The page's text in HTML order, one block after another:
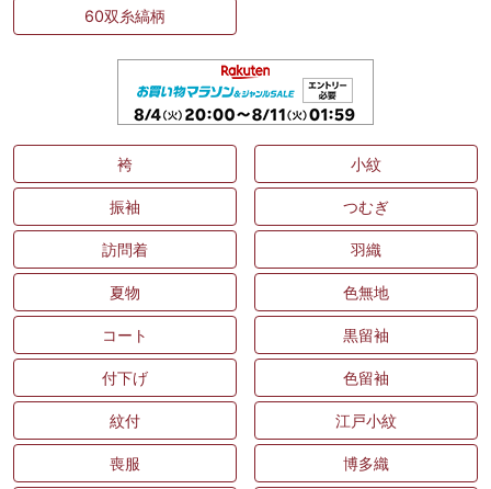
60双糸縞柄
袴 小紋
振袖 つむぎ
訪問着 羽織
夏物 色無地
コート 黒留袖
付下げ 色留袖
紋付 江戸小紋
喪服 博多織